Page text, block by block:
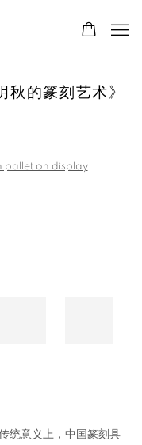
的篆刻艺术》
in a popup:
统意义上，中国篆刻具